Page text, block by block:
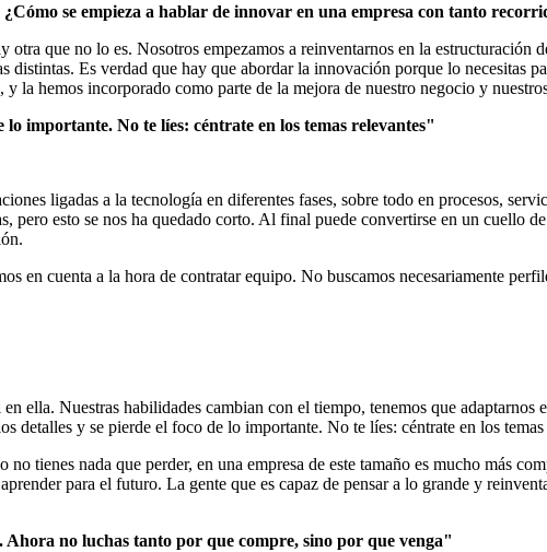
se empieza a hablar de innovar en una empresa con tanto
que no lo es. Nosotros empezamos a reinventarnos en la estructuración
distintas. Es verdad que hay que abordar la innovación porque lo necesitas
la hemos incorporado como parte de la mejora de nuestro negocio y
lo importante. No te líes: céntrate en los temas relevantes"
ligadas a la tecnología en diferentes fases, sobre todo en procesos,
esto se nos ha quedado corto. Al final puede convertirse en un cuello
en cuenta a la hora de contratar equipo. No buscamos necesariamente
ella. Nuestras habilidades cambian con el tiempo, tenemos que
detalles y se pierde el foco de lo importante. No te líes: céntrate en los temas
tienes nada que perder, en una empresa de este tamaño es mucho más
para el futuro. La gente que es capaz de pensar a lo grande y
Ahora no luchas tanto por que compre, sino por que venga"